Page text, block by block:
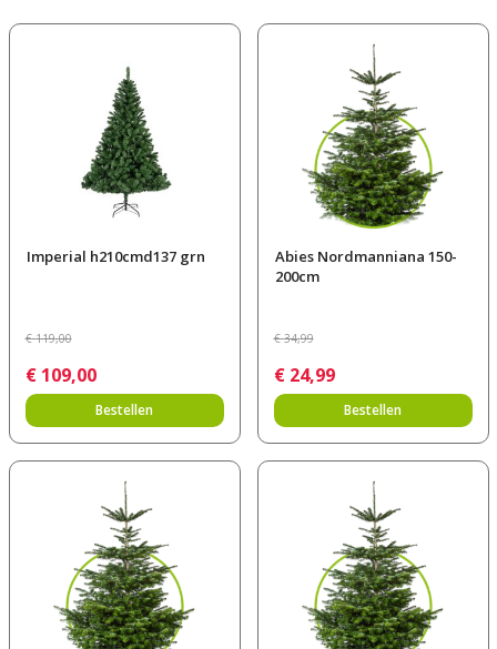
Imperial h210cmd137 grn
€ 119,00
€ 109,00
Bestellen
Abies Nordmanniana 150-
200cm
€ 34,99
€ 24,99
Bestellen